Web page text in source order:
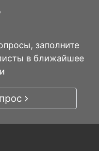
заполните
в ближайшее